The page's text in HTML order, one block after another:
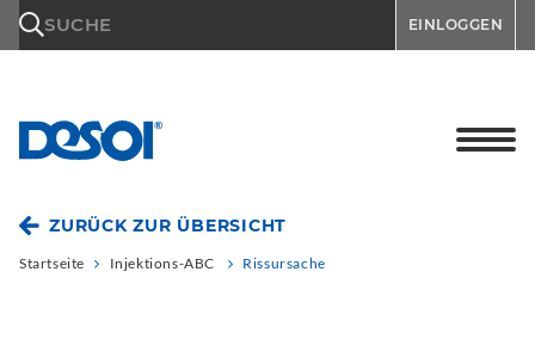
SUCHE EINLOGGEN
ZURÜCK ZUR ÜBERSICHT
Startseite Injektions-ABC Rissursache